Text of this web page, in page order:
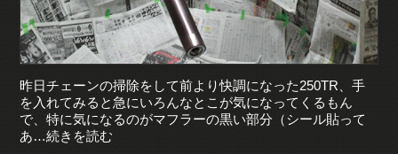
昨日チェーンの掃除をして前より快調になった250TR、手
を入れてみると急にいろんなとこが気になってくるもん
で、特に気になるのがマフラーの黒い部分（シール貼って
あ…続きを読む